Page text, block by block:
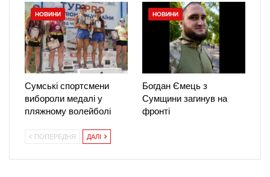
НОВИНИ
Сумські спортсмени
вибороли медалі у
пляжному волейболі
НОВИНИ
Богдан Ємець з
Сумщини загинув на
фронті
ПОПЕРЕДНЯ ДАЛІ